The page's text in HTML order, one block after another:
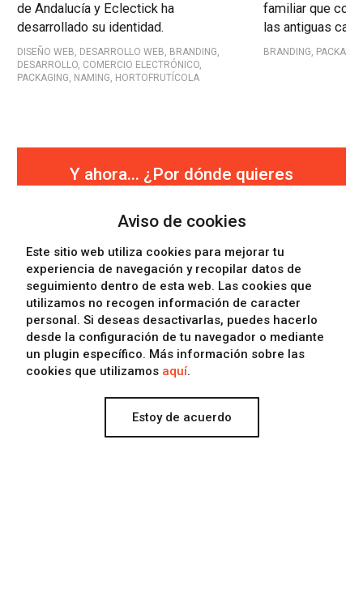
de Andalucía y Eclectick ha
desarrollado su identidad.
DISEÑO WEB, DESARROLLO WEB, BRANDING,
DESARROLLO, COMERCIO ELECTRÓNICO,
PACKAGING, NAMING, HORTOFRUTÍCOLA
familiar que
las antiguas
BRANDING,
Y ahora... ¿Por dónde quieres
Seguir viendo trabajos
Saber algo más sobre la empresa
Contactar con Eclectick
Aviso de cookies
Este sitio web utiliza cookies para mejorar tu
experiencia de navegación y recopilar datos de
seguimiento dentro de esta web. Las cookies que
utilizamos no recogen información de caracter
personal. Si deseas desactivarlas, puedes hacerlo
desde la configuración de tu navegador o mediante
un plugin específico. Más información sobre las
cookies que utilizamos aquí.
Estoy de acuerdo